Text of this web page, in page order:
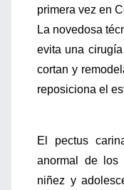
primera vez en
La novedosa
evita una
cortan y
reposiciona el
El pectus
anormal de los
niñez y